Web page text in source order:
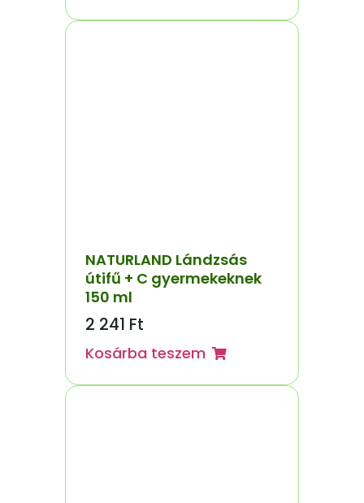
NATURLAND Lándzsás
útifű + C gyermekeknek
150 ml
2 241 Ft
Kosárba teszem